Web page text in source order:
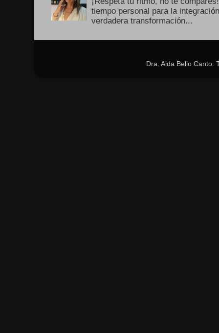
tiempo personal para la
verdadera transformación...
Dra. Aida Bello Canto.